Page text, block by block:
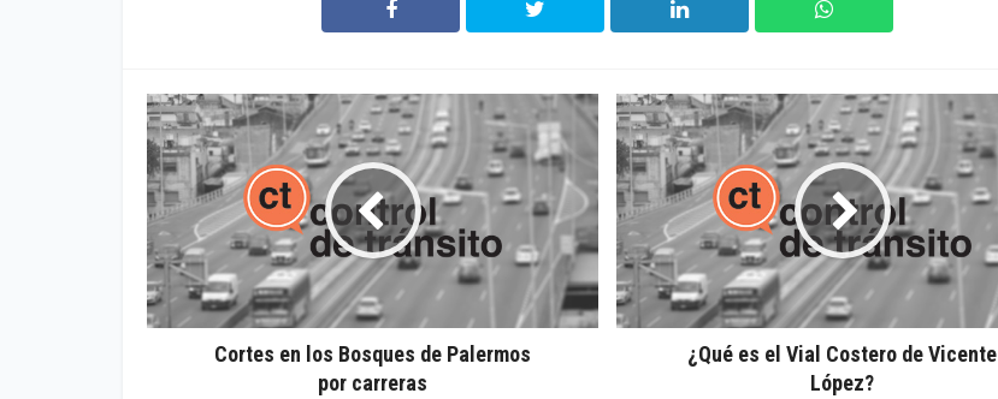
Cortes en los Bosques de Palermos
por carreras
¿Qué es el Vial Costero de Vicente
López?